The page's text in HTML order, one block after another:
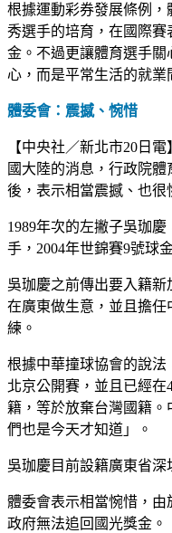
根據運動彩券發展條例
秀選手的培育，在國際
金。不過更讓體育選手關
心，而是平常生活的就業
體委會：震撼、惋惜
【中央社／新北市20日
國大陸的消息，行政院
後，表示相當震撼、也很
1989年次的左撇子吳珈
手，2004年世錦賽9號球
吳珈慶之前傳出要入籍
在廣東做生意，並且擔
練。
根據中華撞球協會的說
北京公開賽，並且已經在
籍，等於放棄台灣國籍
們也是今天才知道」。
吳珈慶目前設籍廣東省深
體委會表示相當惋惜，由
政府無法追回國光獎金。